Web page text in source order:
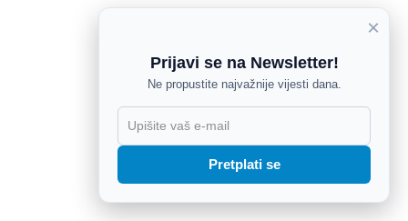
×
Prijavi se na Newsletter!
Ne propustite najvažnije vijesti dana.
Pretplati se